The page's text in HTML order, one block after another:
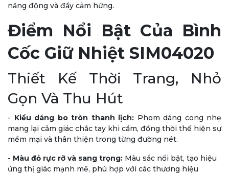
năng động và đầy cảm hứng.
Điểm Nổi Bật Của Bình
Cốc Giữ Nhiệt SIM04020
Thiết Kế Thời Trang, Nhỏ
Gọn Và Thu Hút
- Kiểu dáng bo tròn thanh lịch: Phom dáng cong nhẹ
mang lại cảm giác chắc tay khi cầm, đồng thời thể hiện sự
mềm mại và thân thiện trong từng đường nét.
- Màu đỏ rực rỡ và sang trọng: Màu sắc nổi bật, tạo hiệu
ứng thị giác mạnh mẽ, phù hợp với các thương hiệu